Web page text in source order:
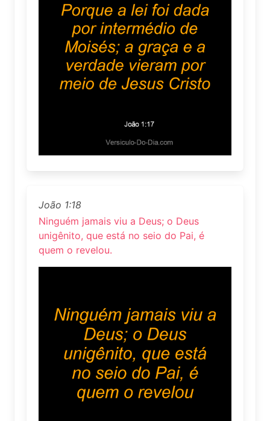
João 1:18
Ninguém jamais viu a Deus; o Deus
unigênito, que está no seio do Pai, é
quem o revelou.